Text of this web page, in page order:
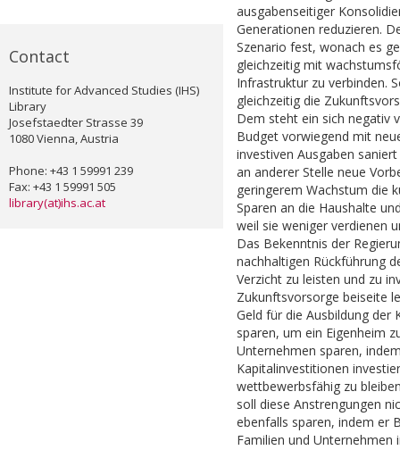
Contact
Institute for Advanced Studies (IHS)
Library
Josefstaedter Strasse 39
1080 Vienna, Austria
Phone: +43 1 59991 239
Fax: +43 1 59991 505
library(at)ihs.ac.at
ausgabenseitiger
Generationen reduzieren.
Szenario fest, wonach es
gleichzeitig mit
Infrastruktur zu verbinden.
gleichzeitig die
Dem steht ein sich negativ
Budget vorwiegend mit
investiven Ausgaben
an anderer Stelle neue
geringerem Wachstum die
Sparen an die Haushalte
weil sie weniger verdienen
Das Bekenntnis der
nachhaltigen Rückführung
Verzicht zu leisten und zu
Zukunftsvorsorge beiseite
Geld für die Ausbildung der
sparen, um ein Eigenheim
Unternehmen sparen,
Kapitalinvestitionen
wettbewerbsfähig zu
soll diese Anstrengungen
ebenfalls sparen, indem er
Familien und